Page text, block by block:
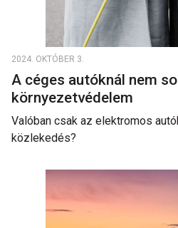
2024. OKTÓBER 3.
A céges autóknál nem
környezetvédelem
Valóban csak az elektromos
közlekedés?